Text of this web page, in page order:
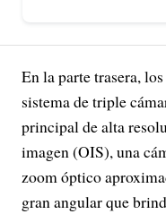
En la parte trasera,
sistema de triple
principal de alta
imagen (OIS), una
zoom óptico
gran angular que